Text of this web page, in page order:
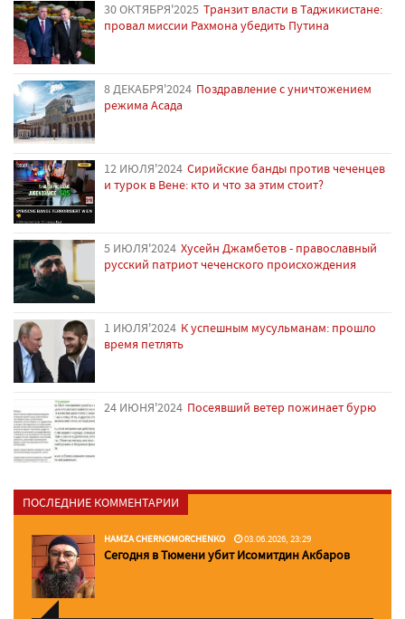
30 ОКТЯБРЯ'2025 Транзит власти в Таджикистане:
провал миссии Рахмона убедить Путина
8 ДЕКАБРЯ'2024 Поздравление с уничтожением
режима Асада
12 ИЮЛЯ'2024 Сирийские банды против чеченцев
и турок в Вене: кто и что за этим стоит?
5 ИЮЛЯ'2024 Хусейн Джамбетов - православный
русский патриот чеченского происхождения
1 ИЮЛЯ'2024 К успешным мусульманам: прошло
время петлять
24 ИЮНЯ'2024 Посеявший ветер пожинает бурю
ПОСЛЕДНИЕ КОММЕНТАРИИ
HAMZA CHERNOMORCHENKO 03.06.2026, 23:29
Сегодня в Тюмени убит Исомитдин Акбаров